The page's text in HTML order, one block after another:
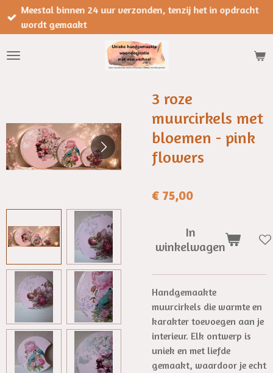
Ga
direct
de
Meestal binnen 24 uur verzonden, tenzij het in opdracht
wordt gemaakt
3 roze
muurcirkels met
bloemen - pink
flowers
€ 75,00
In
winkelwagen
Handgemaakte
muurcirkels die warmte en
karakter toevoegen aan je
interieur. Elk ontwerp is
uniek en met liefde
gemaakt, waardoor je echt